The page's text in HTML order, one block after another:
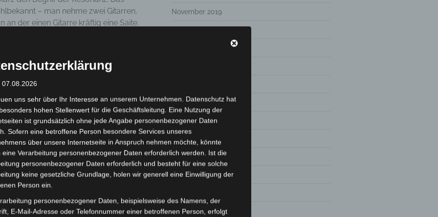
– man nehme zwei Gitarren,
an der einen Gitarre kräftig eine Saite.
und lausche an der anderen Gitarre
kann dort ihre Schwingung hören. Im
Resonanz immer zwei Seiten
Schall auf die andere.
Phänomen beim Menschen. Hier
statt bzw. kann sie
Wegen darstellen. Zum einen gibt
die uns wissen lassen, wie sich
Es ist gewissermaßen eine
vermittelt. Zusätzlich können wir
Dies geschieht durch das
das sich hinter der Stirn
Informationen, die mit uns selbst
die wir von anderen über uns
uns, andere Menschen empathisch
November 2019
Mai 2019
Februar 2019
Januar 2019
Dezember 2018
Oktober 2018
Juni 2018
07.08.2026
uns sehr über Ihr Interesse an unserem Unternehmen. Datenschutz hat
hohen Stellenwert für die Geschäftsleitung. Eine Nutzung der
ist grundsätzlich ohne jede Angabe personenbezogener Daten
Sofern eine betroffene Person besondere Services unseres
über unsere Internetseite in Anspruch nehmen möchte, könnte
eine Verarbeitung personenbezogener Daten erforderlich werden. Ist die
personenbezogener Daten erforderlich und besteht für eine solche
keine gesetzliche Grundlage, holen wir generell eine Einwilligung der
Person ein.
personenbezogener Daten, beispielsweise des Namens, der
E-Mail-Adresse oder Telefonnummer einer betroffenen Person, erfolgt